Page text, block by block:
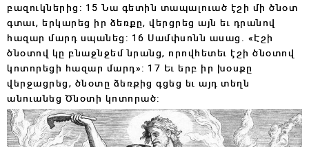
բազուկներից: 15 Նա գետին տապալուած էշի մի ծնօտ
գտաւ, երկարեց իր ձեռքը, վերցրեց այն եւ դրանով
հազար մարդ սպանեց: 16 Սամփսոնն ասաց. «Էշի
ծնօտով կը բնաջնջեմ նրանց, որովհետեւ էշի ծնօտով
կոտորեցի հազար մարդ»: 17 Եւ երբ իր խօսքը
վերջացրեց, ծնօտը ձեռքից գցեց եւ այդ տեղն
անուանեց Ծնօտի կոտորած: